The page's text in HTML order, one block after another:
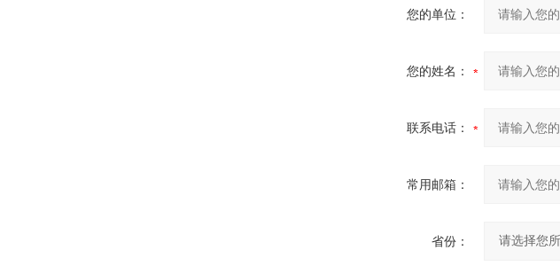
您的单位：
您的姓名：
联系电话：
常用邮箱：
省份：